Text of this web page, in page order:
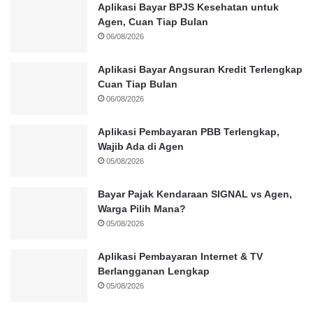
Aplikasi Bayar BPJS Kesehatan untuk
Agen, Cuan Tiap Bulan
06/08/2026
Aplikasi Bayar Angsuran Kredit Terlengkap
Cuan Tiap Bulan
06/08/2026
Aplikasi Pembayaran PBB Terlengkap,
Wajib Ada di Agen
05/08/2026
Bayar Pajak Kendaraan SIGNAL vs Agen,
Warga Pilih Mana?
05/08/2026
Aplikasi Pembayaran Internet & TV
Berlangganan Lengkap
05/08/2026